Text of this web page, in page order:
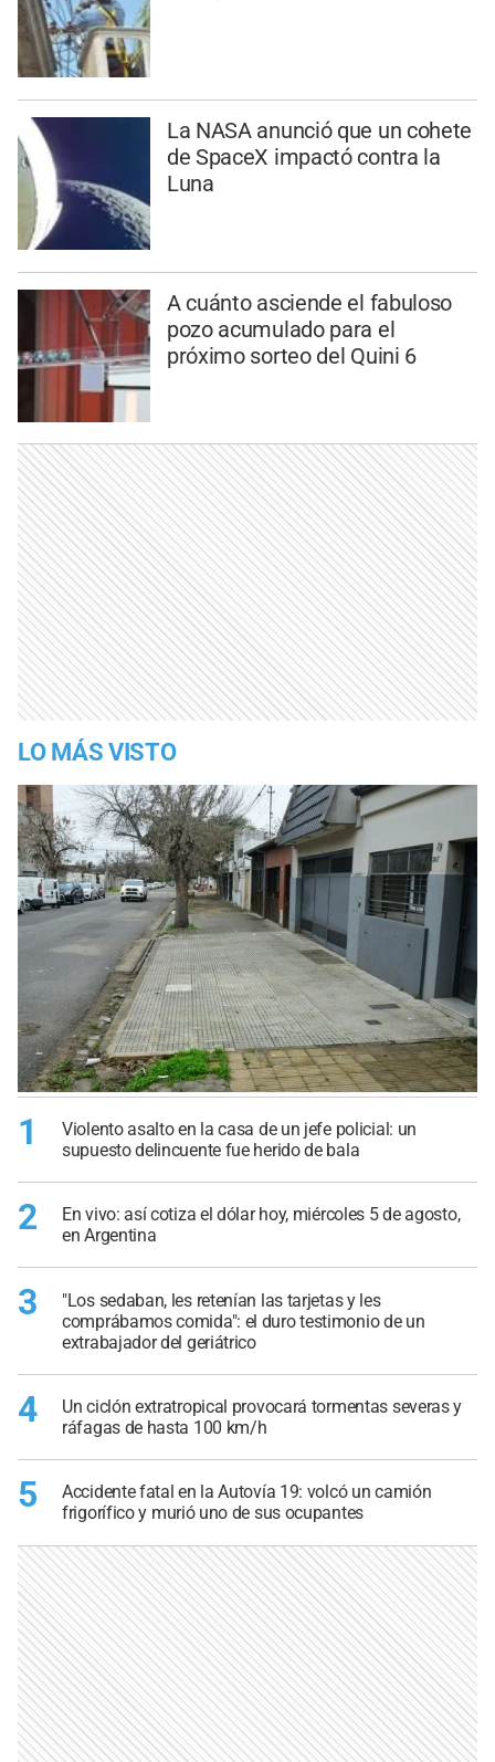
La NASA anunció que un cohete
de SpaceX impactó contra la
Luna
A cuánto asciende el fabuloso
pozo acumulado para el
próximo sorteo del Quini 6
LO MÁS VISTO
1
Violento asalto en la casa de un jefe policial: un
supuesto delincuente fue herido de bala
2
En vivo: así cotiza el dólar hoy, miércoles 5 de agosto,
en Argentina
3
"Los sedaban, les retenían las tarjetas y les
comprábamos comida": el duro testimonio de un
extrabajador del geriátrico
4
Un ciclón extratropical provocará tormentas severas y
ráfagas de hasta 100 km/h
5
Accidente fatal en la Autovía 19: volcó un camión
frigorífico y murió uno de sus ocupantes